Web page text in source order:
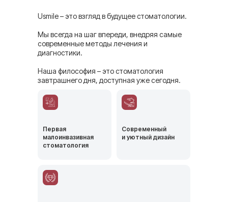
Usmile – это взгляд в будущее стоматологии.
Мы всегда на шаг впереди, внедряя самые
современные методы лечения и
диагностики.
Наша философия – это стоматология
завтрашнего дня, доступная уже сегодня.
Современный
и уютный дизайн
Первая
малоинвазивная
стоматология
ПОЗВОНИТЬ